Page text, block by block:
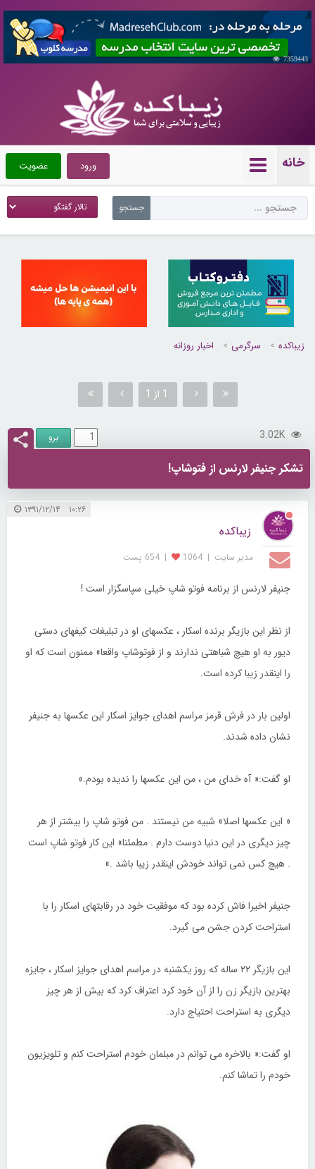
7359443
خانه عضویت ورود
زیباکده سرگرمی اخبار روزانه
1 از 1
3.02K
تشکر جنیفر لارنس از فتوشاپ!
۱۰:۲۶ ۱۳۹۱/۱۲/۱۴
زیباکده
مدیر سایت |
1064
| 654 پست
جنیفر لارنس از برنامه فوتو شاپ خیلی سپاسگزار است !
از نظر این بازیگر برنده اسکار ، عکسهای او در تبلیغات کیفهای دستی
دیور به او هیچ شباهتی ندارند و از فوتوشاپ واقعا» ممنون است که او
را اینقدر زیبا کرده است.
اولین بار در فرش قرمز مراسم اهدای جوایز اسکار این عکسها به جنیفر
نشان داده شدند.
او گفت:« آه خدای من ، من این عکسها را ندیده بودم.»
« این عکسها اصلا» شبیه من نیستند . من فوتو شاپ را بیشتر از هر
چیز دیگری در این دنیا دوست دارم . مطمئنا» این کار فوتو شاپ است
. هیچ کس نمی تواند خودش اینقدر زیبا باشد .»
جنیفر اخیرا فاش کرده بود که موفقیت خود در رقابتهای اسکار را با
استراحت کردن جشن می گیرد.
این بازیگر ۲۲ ساله که روز یکشنبه در مراسم اهدای جوایز اسکار ، جایزه
بهترین بازیگر زن را از آن خود کرد اعتراف کرد که بیش از هر چیز
دیگری به استراحت احتیاج دارد.
او گفت:« بالاخره می توانم در مبلمان خودم استراحت کنم و تلویزیون
خودم را تماشا کنم.